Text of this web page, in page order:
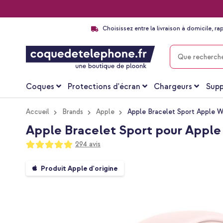
Choisissez entre la livraison à domicile,
CHERCHER
Coques Protections d'écran Chargeurs
Accueil Brands Apple Apple Bracelet Sport Apple
Apple Bracelet Sport pour
Notation:
99
100
294 avis
Passer
à
Produit Apple d'origine